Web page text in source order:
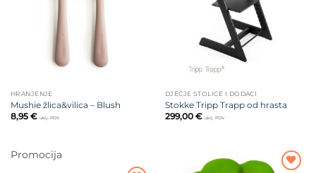
HRANJENJE
Mushie žlica&vilica – Blush
8,95 € uklj. PDV
DJEČJE STOLICE I DODACI
Stokke Tripp Trapp od hrasta
299,00 € uklj. PDV
Promocija